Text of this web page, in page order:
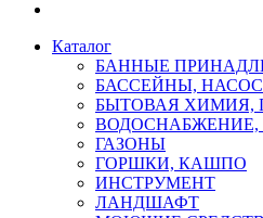
Каталог
БАННЫЕ
БАССЕЙНЫ,
БЫТОВАЯ ХИМИЯ,
ГАЗОНЫ
ГОРШКИ, КАШПО
ИНСТРУМЕНТ
ЛАНДШАФТ